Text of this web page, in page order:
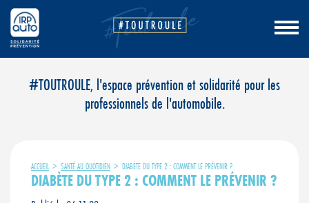
#TOUTROULE, l'espace prévention et solidarité pour les
professionnels de l'automobile.
ACCUEIL > SANTÉ AU QUOTIDIEN > DIABÈTE DU TYPE 2 : COMMENT LE PRÉVENIR ?
DIABÈTE DU TYPE 2 : COMMENT LE PRÉVENIR ?